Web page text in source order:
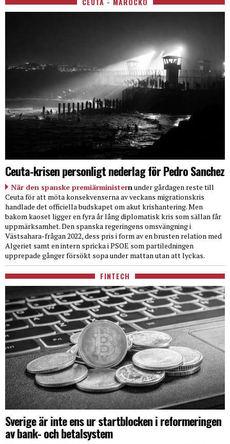
Ceuta-krisen personligt nederlag för Pedro Sanchez
När den spanske premiärministern under gårdagen reste till
Ceuta för att möta konsekvenserna av veckans migrationskris
handlade det officiella budskapet om akut krishantering. Men
bakom kaoset ligger en fyra år lång diplomatisk kris som sällan får
uppmärksamhet. Den spanska regeringens omsvängning i
Västsahara-frågan 2022, dess pris i form av en brusten relation med
Algeriet samt en intern spricka i PSOE som partiledningen
upprepade gånger försökt sopa under mattan utan att lyckas.
FINTECH
Sverige är inte ens ur startblocken i reformeringen
av bank- och betalsystem